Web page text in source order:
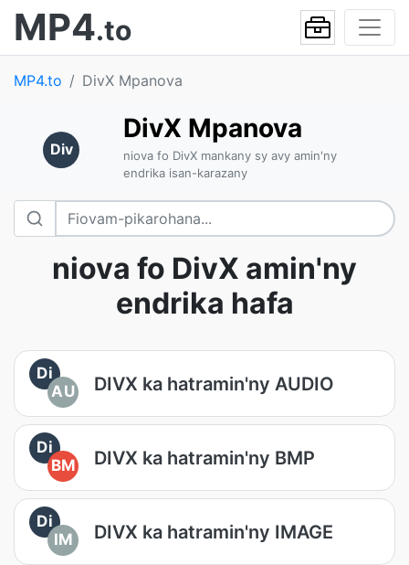
MP4.to
MP4.to DivX Mpanova
Div
DivX Mpanova
niova fo DivX mankany sy avy amin'ny
endrika isan-karazany
niova fo DivX amin'ny
endrika hafa
Di
AU
DIVX ka hatramin'ny AUDIO
Di
BM
DIVX ka hatramin'ny BMP
Di
IM
DIVX ka hatramin'ny IMAGE